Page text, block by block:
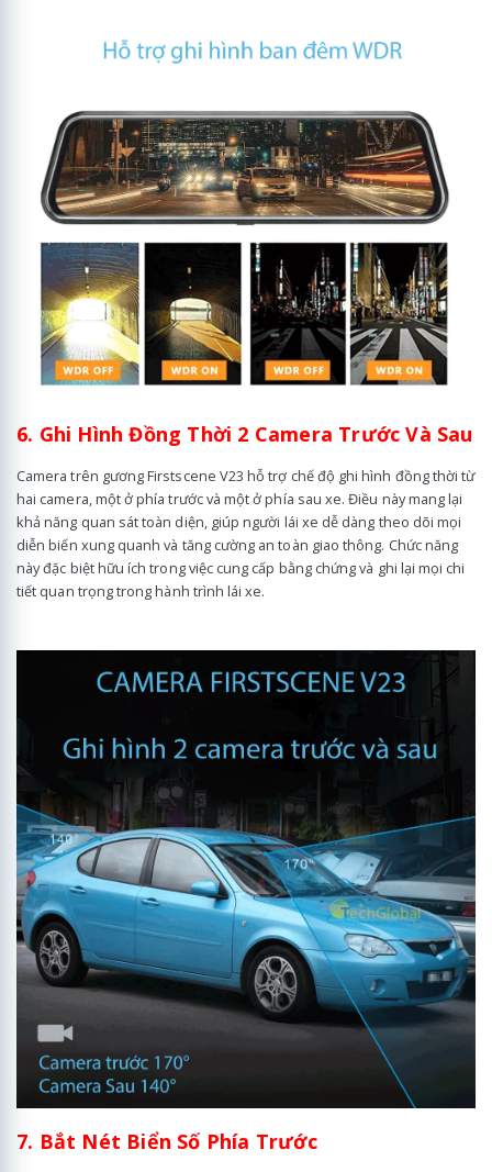
6. Ghi Hình Đồng Thời 2 Camera Trước Và Sau
Camera trên gương Firstscene V23 hỗ trợ chế độ ghi hình đồng thời từ
hai camera, một ở phía trước và một ở phía sau xe. Điều này mang lại
khả năng quan sát toàn diện, giúp người lái xe dễ dàng theo dõi mọi
diễn biến xung quanh và tăng cường an toàn giao thông. Chức năng
này đặc biệt hữu ích trong việc cung cấp bằng chứng và ghi lại mọi chi
tiết quan trọng trong hành trình lái xe.
7. Bắt Nét Biển Số Phía Trước